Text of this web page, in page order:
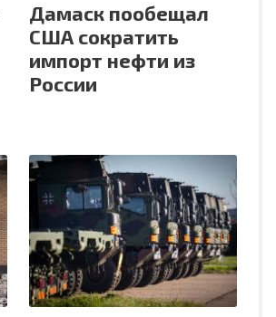
Дамаск пообещал
США сократить
импорт нефти из
России